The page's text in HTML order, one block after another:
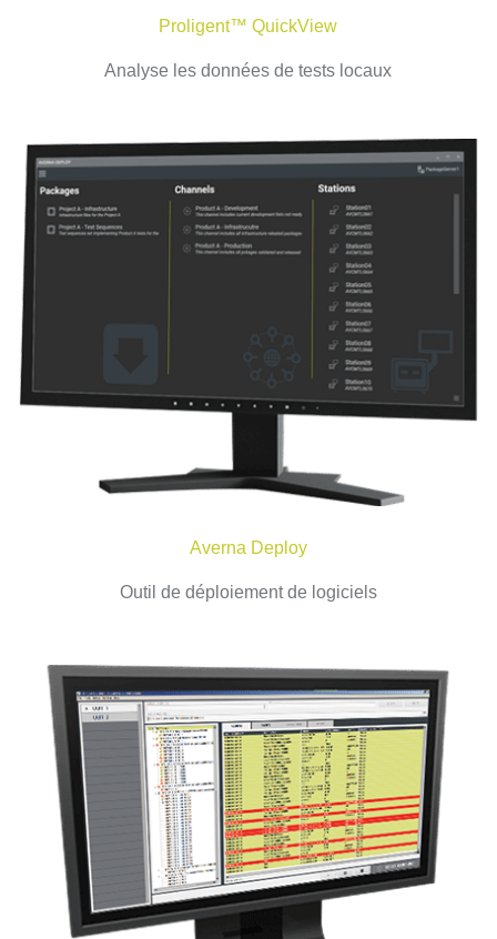
Proligent™ QuickView
Analyse les données de tests locaux
Averna Deploy
Outil de déploiement de logiciels